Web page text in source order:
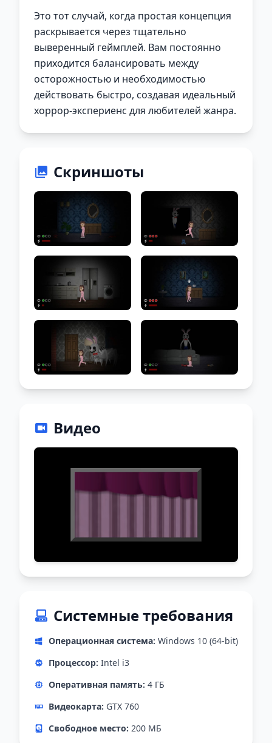
Это тот случай, когда простая концепция
раскрывается через тщательно
выверенный геймплей. Вам постоянно
приходится балансировать между
осторожностью и необходимостью
действовать быстро, создавая идеальный
хоррор-экспериенс для любителей жанра.
Скриншоты
Видео
Системные требования
Операционная система: Windows 10 (64-bit)
Процессор: Intel i3
Оперативная память: 4 ГБ
Видеокарта: GTX 760
Свободное место: 200 МБ